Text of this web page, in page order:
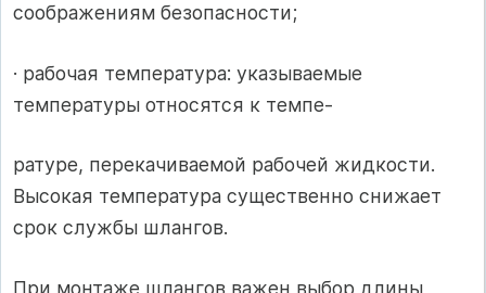
соображениям безопасности;
· рабочая температура: указываемые
температуры относятся к темпе-
ратуре, перекачиваемой рабочей жидкости.
Высокая температура существенно снижает
срок службы шлангов.
При монтаже шлангов важен выбор длины